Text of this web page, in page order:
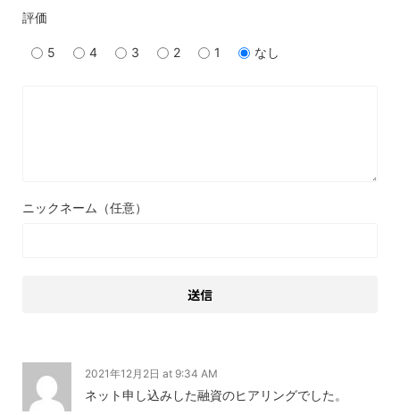
評価
5 4 3 2 1 なし
ニックネーム（任意）
2021年12月2日 at 9:34 AM
ネット申し込みした融資のヒアリングでした。